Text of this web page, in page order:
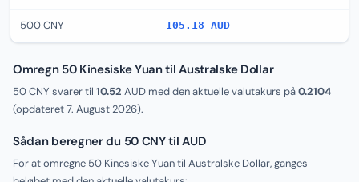
500 CNY 105.18 AUD
Omregn 50 Kinesiske Yuan til Australske Dollar
50 CNY svarer til 10.52 AUD med den aktuelle valutakurs på0.2104
(opdateret7. August 2026).
Sådan beregner du 50 CNY til AUD
For at omregne 50 Kinesiske Yuan til Australske Dollar, ganges